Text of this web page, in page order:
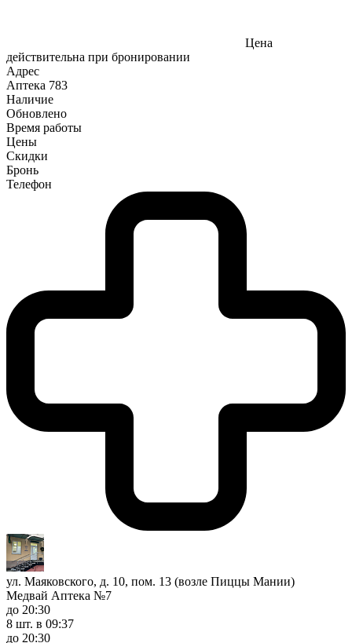
Цена
действительна при бронировании
Адрес
Аптека 783
Наличие
Обновлено
Время работы
Цены
Скидки
Бронь
Телефон
ул. Маяковского, д. 10, пом. 13 (возле Пиццы Мании)
Медвай Аптека №7
до 20:30
8 шт. в 09:37
до 20:30